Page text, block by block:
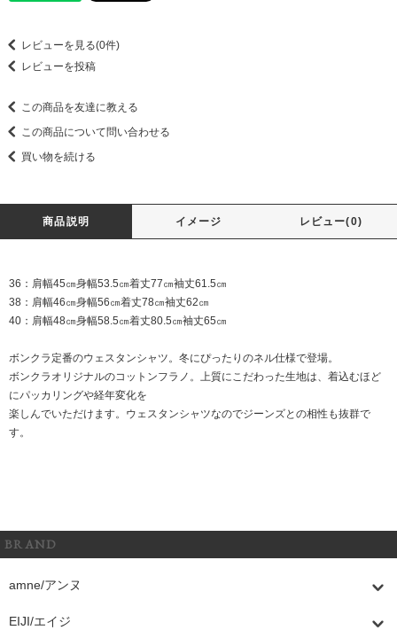
レビューを見る(0件)
レビューを投稿
この商品を友達に教える
この商品について問い合わせる
買い物を続ける
商品説明 イメージ レビュー(0)
36：肩幅45㎝身幅53.5㎝着丈77㎝袖丈61.5㎝
38：肩幅46㎝身幅56㎝着丈78㎝袖丈62㎝
40：肩幅48㎝身幅58.5㎝着丈80.5㎝袖丈65㎝
ボンクラ定番のウェスタンシャツ。冬にぴったりのネル仕様で登場。
ボンクラオリジナルのコットンフラノ。上質にこだわった生地は、着込むほど
にパッカリングや経年変化を
楽しんでいただけます。ウェスタンシャツなのでジーンズとの相性も抜群で
す。
BRAND
amne/アンヌ
EIJI/エイジ